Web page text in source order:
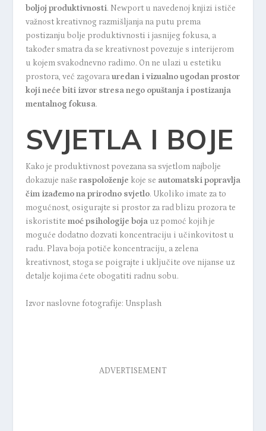
boljoj produktivnosti. Newport u navedenoj knjizi ističe
važnost kreativnog razmišljanja na putu prema
postizanju bolje produktivnosti i jasnijeg fokusa, a
također smatra da se kreativnost povezuje s interijerom
u kojem svakodnevno radimo. On ne ulazi u estetiku
prostora, već zagovarauredan i vizualno ugodan prostor
koji neće biti izvor stresa nego opuštanja i postizanja
mentalnog fokusa.
SVJETLA I BOJE
Kako je produktivnost povezana sa svjetlom najbolje
dokazuje naše raspoloženje koje se automatski popravlja
čim izađemo na prirodno svjetlo. Ukoliko imate za to
mogućnost, osigurajte si prostor za rad blizu prozora te
iskoristite moć psihologije bojauz pomoć kojih je
moguće dodatno dozvati koncentraciju i učinkovitost u
radu. Plava boja potiče koncentraciju, a zelena
kreativnost, stoga se poigrajte i uključite ove nijanse uz
detalje kojima ćete obogatiti radnu sobu.
Izvor naslovne fotografije: Unsplash
ADVERTISEMENT